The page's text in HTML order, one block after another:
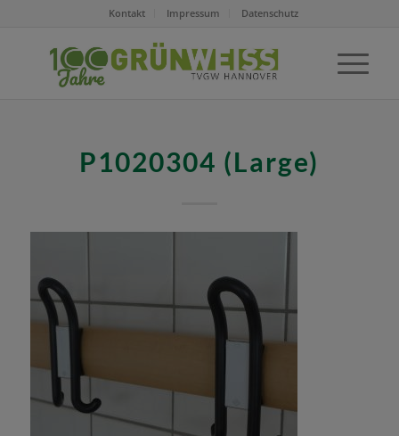
Kontakt Impressum Datenschutz
P1020304 (Large)